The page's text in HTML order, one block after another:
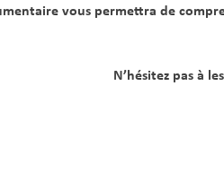
vous permettra de
N’hésitez pas à